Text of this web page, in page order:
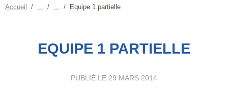
Accueil Equipe 1 partielle
EQUIPE 1 PARTIELLE
PUBLIÉ LE 29 MARS 2014